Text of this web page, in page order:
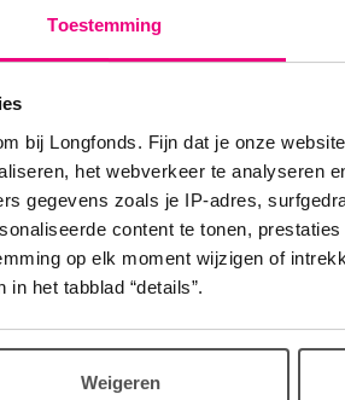
Toestemming
bij Longfonds. Fijn dat je onze
het webverkeer te analyseren
gegevens zoals je IP-adres,
content te tonen,
op elk moment wijzigen of
in het tabblad “details”.
Weigeren
geeft ook kans op
apotheek naar